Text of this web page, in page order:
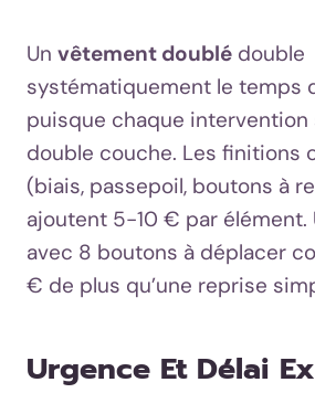
Un vêtement doublé double
systématiquement le temps
puisque chaque intervention
double couche. Les finitions
(biais, passepoil, boutons à
ajoutent 5-10 € par élément.
avec 8 boutons à déplacer
€ de plus qu’une reprise
Urgence Et Délai